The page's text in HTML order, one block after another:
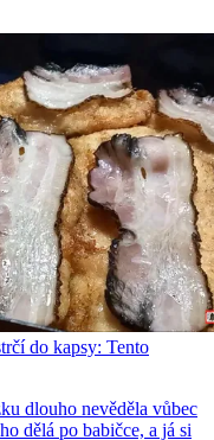
do kapsy: Tento
dlouho nevěděla vůbec
dělá po babičce, a já si